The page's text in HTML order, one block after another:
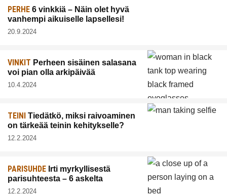
PERHE 6 vinkkiä – Näin olet hyvä
vanhempi aikuiselle lapsellesi!
20.9.2024
VINKIT Perheen sisäinen salasana
voi pian olla arkipäivää
10.4.2024
TEINI
Tiedätkö, miksi raivoaminen
on tärkeää teinin kehitykselle?
12.2.2024
PARISUHDE Irti myrkyllisestä
parisuhteesta – 6 askelta
12.2.2024